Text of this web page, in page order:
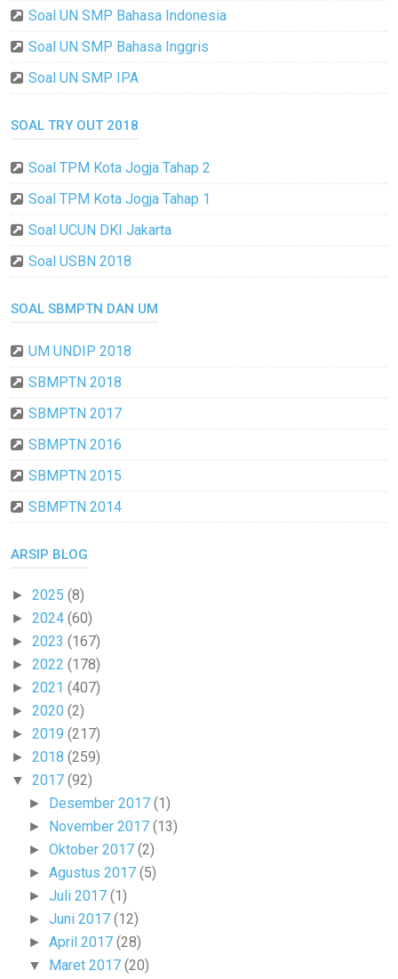
Soal UN SMP Bahasa Indonesia
Soal UN SMP Bahasa Inggris
Soal UN SMP IPA
SOAL TRY OUT 2018
Soal TPM Kota Jogja Tahap 2
Soal TPM Kota Jogja Tahap 1
Soal UCUN DKI Jakarta
Soal USBN 2018
SOAL SBMPTN DAN UM
UM UNDIP 2018
SBMPTN 2018
SBMPTN 2017
SBMPTN 2016
SBMPTN 2015
SBMPTN 2014
ARSIP BLOG
► 2025 (8)
► 2024 (60)
► 2023 (167)
► 2022 (178)
► 2021 (407)
► 2020 (2)
► 2019 (217)
► 2018 (259)
▼ 2017 (92)
► Desember 2017(1)
► November 2017(13)
►Oktober 2017(2)
►Agustus 2017(5)
►Juli 2017(1)
►Juni 2017(12)
►April 2017(28)
▼ Maret 2017(20)